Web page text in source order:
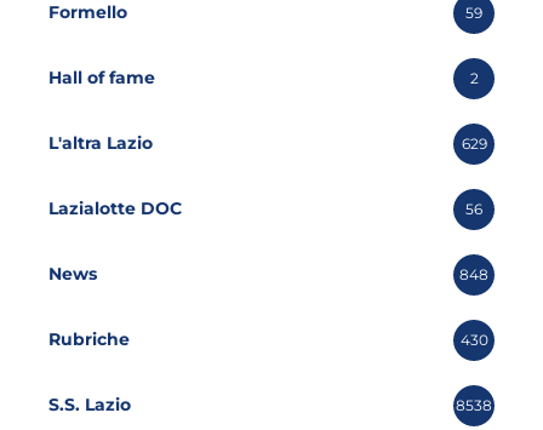
Formello 59
Hall of fame 2
L'altra Lazio 629
Lazialotte DOC 56
News 848
Rubriche 430
S.S. Lazio 8538